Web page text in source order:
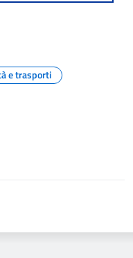
e trasporti